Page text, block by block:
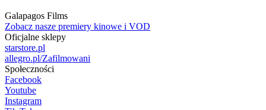
Galapagos Films
Zobacz nasze premiery kinowe i VOD
Oficjalne sklepy
starstore.pl
allegro.pl/Zafilmowani
Społeczności
Facebook
Youtube
Instagram